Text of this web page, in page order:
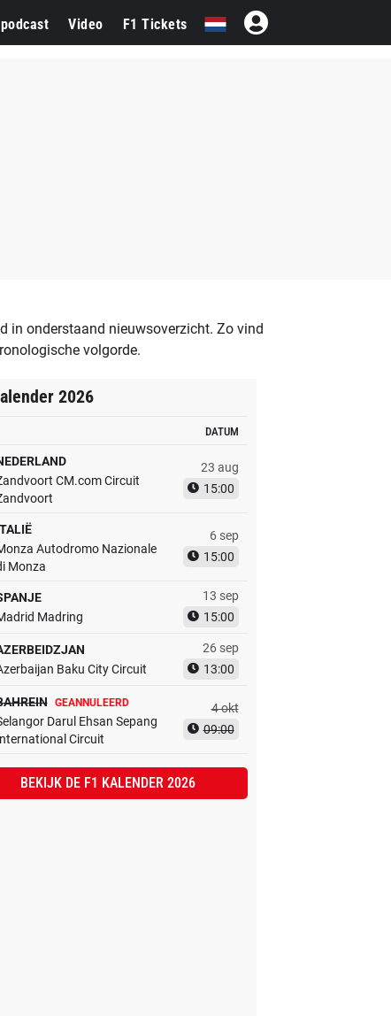
Video F1 Tickets
in onderstaand nieuwsoverzicht. Zo vind
volgorde.
2026
DATUM
CM.com Circuit
23 aug
15:00
Autodromo Nazionale
Monza
6 sep
15:00
Madring
13 sep
15:00
Baku City Circuit
26 sep
13:00
GEANNULEERD
Darul Ehsan Sepang
Circuit
4 okt
09:00
BEKIJK DE F1 KALENDER 2026